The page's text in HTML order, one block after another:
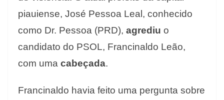
piauiense, José Pessoa Leal, conhecido
como Dr. Pessoa (PRD), agrediu o
candidato do PSOL, Francinaldo Leão,
com uma cabeçada.
Francinaldo havia feito uma pergunta sobre